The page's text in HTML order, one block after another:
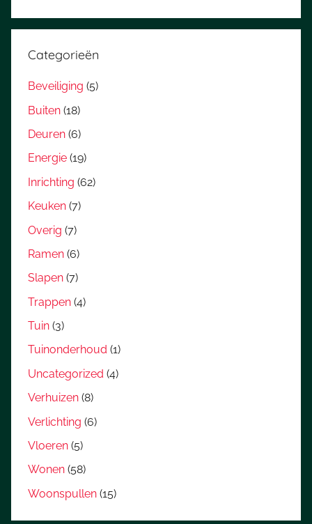
Categorieën
Beveiliging (5)
Buiten (18)
Deuren (6)
Energie (19)
Inrichting (62)
Keuken (7)
Overig (7)
Ramen (6)
Slapen (7)
Trappen (4)
Tuin (3)
Tuinonderhoud (1)
Uncategorized (4)
Verhuizen (8)
Verlichting (6)
Vloeren (5)
Wonen (58)
Woonspullen (15)